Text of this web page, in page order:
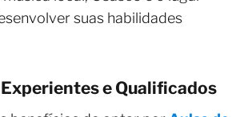
suas habilidades
e Qualificados